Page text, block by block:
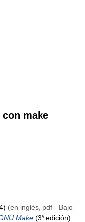
make
(en inglés, pdf - Bajo
Make (3ª edición).